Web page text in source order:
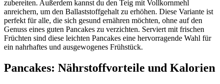
zubereiten. Außerdem kannst du den Teig mit Vollkornmehl
anreichern, um den Ballaststoffgehalt zu erhöhen. Diese Variante ist
perfekt für alle, die sich gesund ernähren möchten, ohne auf den
Genuss eines guten Pancakes zu verzichten. Serviert mit frischen
Früchten sind diese leichten Pancakes eine hervorragende Wahl für
ein nahrhaftes und ausgewogenes Frühstück.
Pancakes: Nährstoffvorteile und Kalorien